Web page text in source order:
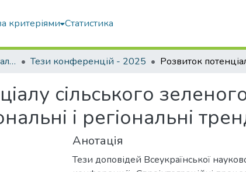
критеріями Статистика
Конференції та матеріали конференцій Тези конференцій - 2025
сільського
і регіональні
Анотація
Тези доповідей Всеукраїнської